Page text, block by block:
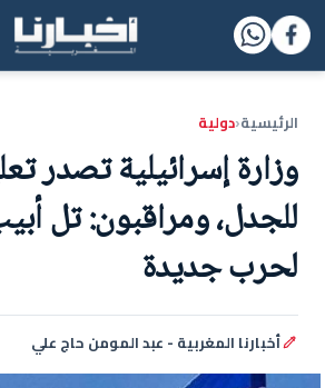
الرئيسية‹دولية
وزارة إسرائيلية تصدر
للجدل، ومراقبون: تل
لحرب جديدة
أخبارنا المغربية - عبد المومن حاج علي